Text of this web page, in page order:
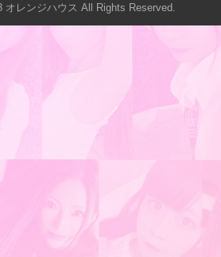
オレンジハウス All Rights Reserved.